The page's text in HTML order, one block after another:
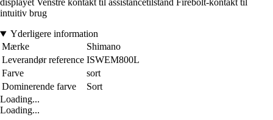
displayet Venstre kontakt til assistancetilstand Firebolt-kontakt til
intuitiv brug
Yderligere information
Mærke
Shimano
Leverandør reference ISWEM800L
Farve
sort
Dominerende farve
Sort
Loading...
Loading...